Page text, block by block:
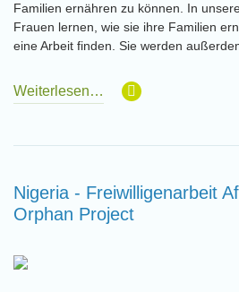
Familien ernähren zu können. In
Frauen lernen, wie sie ihre Familien
eine Arbeit finden. Sie werden
Weiterlesen…
Nigeria - Freiwilligenarbeit
Orphan Project